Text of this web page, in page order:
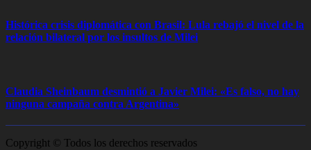
Histórica crisis diplomática con Brasil: Lula rebajó el nivel de la
relación bilateral por los insultos de Milei
Claudia Sheinbaum desmintió a Javier Milei: «Es falso, no hay
ninguna campaña contra Argentina»
Copyright © Todos los derechos reservados